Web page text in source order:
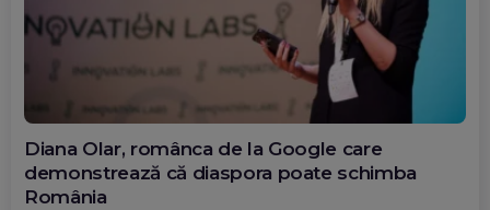
Diana Olar, românca de la Google care
demonstrează că diaspora poate schimba
România